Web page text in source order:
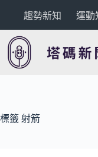
要
內
趨勢新知 運動
標籤 射箭